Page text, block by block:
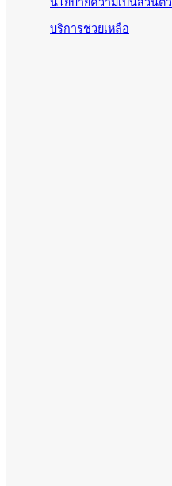
นโยบายความเป็นส่วนตัว
บริการช่วยเหลือ